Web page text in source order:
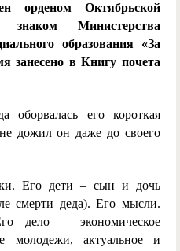
орденом Октябрьской
Министерства
образования «За
занесено в Книгу почета
оборвалась его короткая
дожил он даже до своего
Его дети – сын и дочь
смерти деда). Его мысли.
дело – экономическое
молодежи, актуальное и